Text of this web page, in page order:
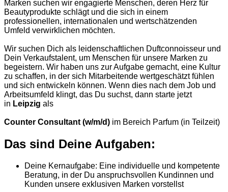
Marken suchen wir engagierte Menschen, deren Herz für
Beautyprodukte schlägt und die sich in einem
professionellen, internationalen und wertschätzenden
Umfeld verwirklichen möchten.
Wir suchen Dich als leidenschaftlichen Duftconnoisseur und
Dein Verkaufstalent, um Menschen für unsere Marken zu
begeistern. Wir haben uns zur Aufgabe gemacht, eine Kultur
zu schaffen, in der sich Mitarbeitende wertgeschätzt fühlen
und sich entwickeln können. Wenn dies nach dem Job und
Arbeitsumfeld klingt, das Du suchst, dann starte jetzt
in Leipzig als
Counter Consultant (w/m/d) im Bereich Parfum (in Teilzeit)
Das sind Deine Aufgaben:
Deine Kernaufgabe: Eine individuelle und kompetente
Beratung, in der Du anspruchsvollen Kundinnen und
Kunden unsere exklusiven Marken vorstellst